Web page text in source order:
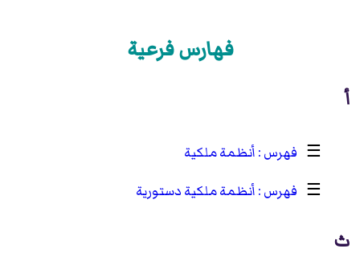
فهارس فرعية
أ
☰
أنظمة ملكية
☰
أنظمة ملكية دستورية
ث